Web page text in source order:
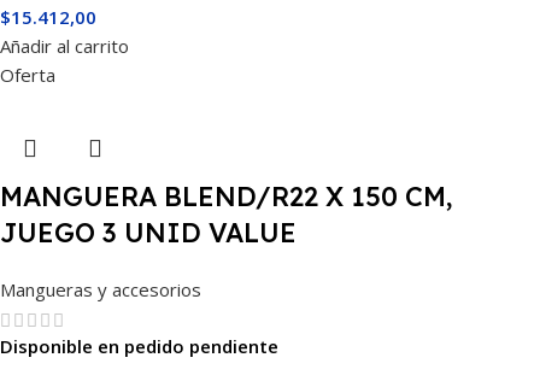
$15.412,00
Añadir al carrito
Oferta
MANGUERA BLEND/R22 X 150 CM,
JUEGO 3 UNID VALUE
Mangueras y accesorios
Disponible en pedido pendiente